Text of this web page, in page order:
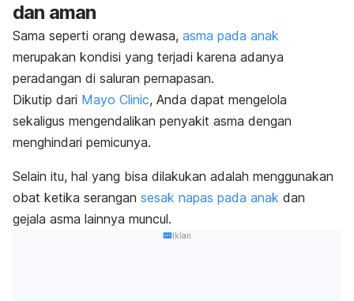
dan aman
Sama seperti orang dewasa, asma pada anak
merupakan kondisi yang terjadi karena adanya
peradangan di saluran pernapasan.
Dikutip dari Mayo Clinic, Anda dapat mengelola
sekaligus mengendalikan penyakit asma dengan
menghindari pemicunya.
Selain itu, hal yang bisa dilakukan adalah menggunakan
obat ketika serangan sesak napas pada anak dan
gejala asma lainnya muncul.
Iklan